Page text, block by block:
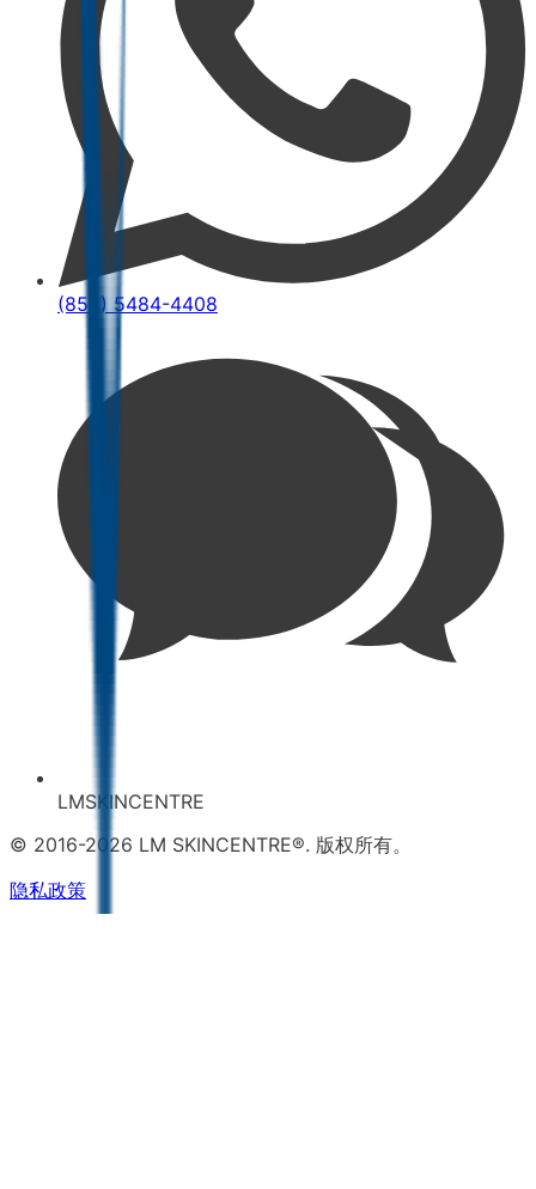
(852) 5484-4408
LMSKINCENTRE
© 2016-2026 LM SKINCENTRE®. 版权所有。
隐私政策